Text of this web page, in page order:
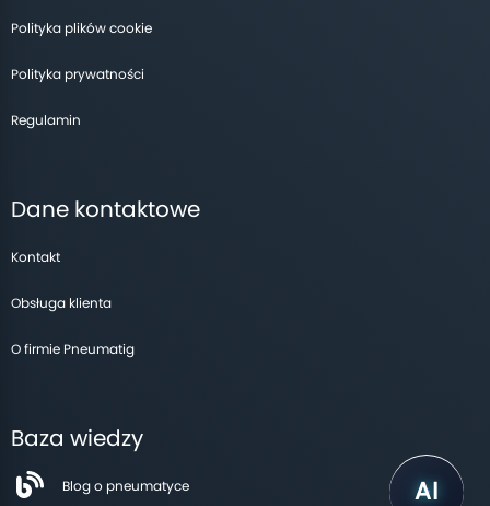
Polityka plików cookie
Polityka prywatności
Regulamin
Dane kontaktowe
Kontakt
Obsługa klienta
O firmie Pneumatig
Baza wiedzy
Blog o pneumatyce